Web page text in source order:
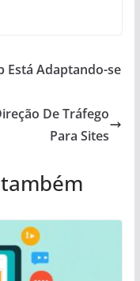
Está Adaptando-se
De Tráfego
Para Sites